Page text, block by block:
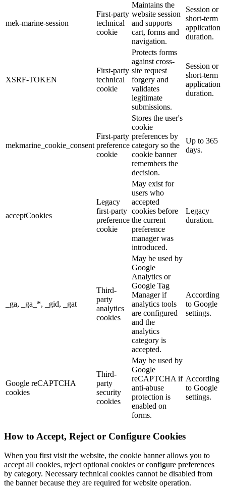
mek-marine-session
First-party
technical
cookie
Maintains the
website session
and supports
cart, forms and
navigation.
Session or
short-term
application
duration.
XSRF-TOKEN
First-party
technical
cookie
Protects forms
against cross-
site request
forgery and
validates
legitimate
submissions.
Session or
short-term
application
duration.
mekmarine_cookie_consent
First-party
preference
cookie
Stores the user's
cookie
preferences by
category so the
cookie banner
remembers the
decision.
Up to 365
days.
acceptCookies
Legacy
first-party
preference
cookie
May exist for
users who
accepted
cookies before
the current
preference
manager was
introduced.
Legacy
duration.
_ga, _ga_*, _gid, _gat
Third-
party
analytics
cookies
May be used by
Google
Analytics or
Google Tag
Manager if
analytics tools
are configured
and the
analytics
category is
accepted.
According
to Google
settings.
Google reCAPTCHA
cookies
Third-
party
security
cookies
May be used by
Google
reCAPTCHA if
anti-abuse
protection is
enabled on
forms.
According
to Google
settings.
How to Accept, Reject or Configure Cookies
When you first visit the website, the cookie banner allows you to
accept all cookies, reject optional cookies or configure preferences
by category. Necessary technical cookies cannot be disabled from
the banner because they are required for website operation.